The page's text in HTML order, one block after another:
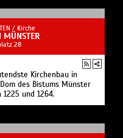
/ Kirche
MÜNSTER
28
Kirchenbau in
des Bistums Münster
und 1264.